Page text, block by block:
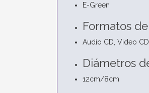
E-Green
Formatos
Audio CD, Video
Diámetros
12cm/8cm